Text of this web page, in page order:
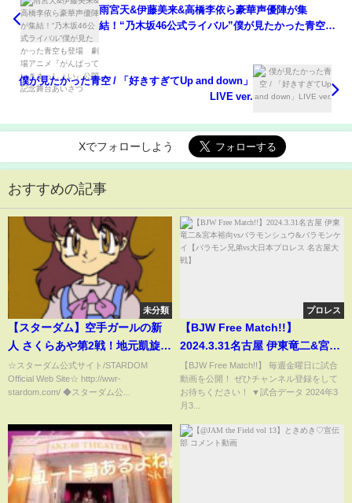
雨宮天&伊藤美来&高橋李依ら豪華声優陣が集
結！“乃木坂46公式ライバル”僕が見たかった青空も
僕が見たかった青空 / 「好きすぎてUp and down」
LIVE ver.
Xでフォローしよう
おすすめの記事
未分類
【スターダム】空手ガールの新
人 さくらあや第2戦！地元凱旋の
妃南とタッグマッチで激突！-4.1
宇都宮大会-【STARDOM】
☆スターダム公式サイト/STARDOM
Official Web Site☆ http://wwr-
stardom.com/ ◆スターダム公...
プロレス
【BJW Free Match!!】
2024.3.31名古屋 伊東竜二&宮本
裕向vsバラモンシュウ&バラモン
ケイ【バラモン兄弟vs大日本プ
ロレス 名古屋大戦】
【BJW Free Match!!】 毎週金曜日に試合
動画を公開！ ぜひチャンネル登録をして
お待ちください！ ▼試合データ 2024年3
月3...